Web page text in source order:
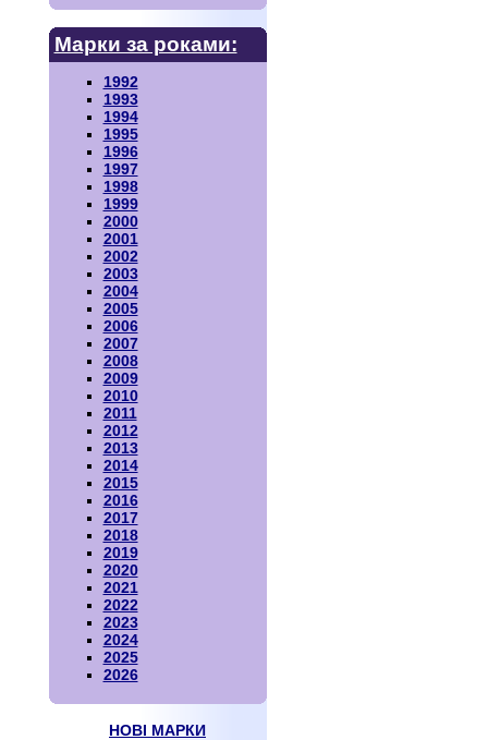
Марки за роками:
1992
1993
1994
1995
1996
1997
1998
1999
2000
2001
2002
2003
2004
2005
2006
2007
2008
2009
2010
2011
2012
2013
2014
2015
2016
2017
2018
2019
2020
2021
2022
2023
2024
2025
2026
НОВІ МАРКИ